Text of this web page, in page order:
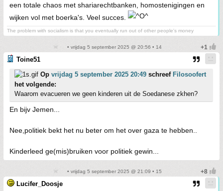
een totale chaos met shariarechtbanken, homostenigingen en
wijken vol met boerka's. Veel succes.
The problem with socialism is that you eventually run out of other people's money
• vrijdag 5 september 2025 @ 20:56 • 14
Toine51
Op vrijdag 5 september 2025 20:49 schreef Filosoofert
het volgende:
Waarom evacueren we geen kinderen uit de Soedanese zkhen?
En bijv Jemen...
Nee,politiek bekt het nu beter om het over gaza te hebben..
Kinderleed ge(mis)bruiken voor politiek gewin...
• vrijdag 5 september 2025 @ 21:09 • 15
Lucifer_Doosje